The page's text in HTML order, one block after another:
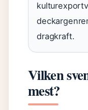
dragkraft.
Vilken
mest?